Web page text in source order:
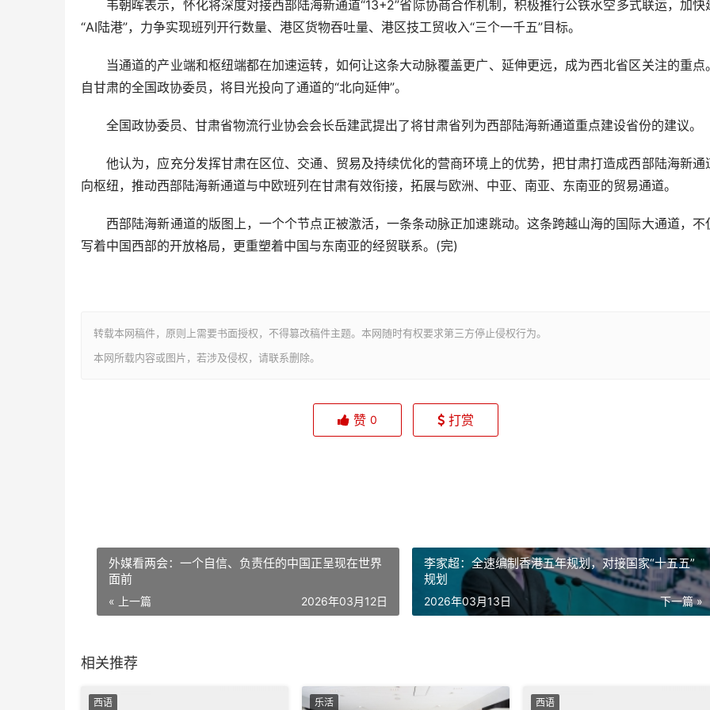
韦朝晖表示，怀化将深度对接西部陆海新通道“13+2”省际协商合作机制，积极推行公铁水空多式联运，加快
“AI陆港”，力争实现班列开行数量、港区货物吞吐量、港区技工贸收入“三个一千五”目标。
当通道的产业端和枢纽端都在加速运转，如何让这条大动脉覆盖更广、延伸更远，成为西北省区关注的重点
自甘肃的全国政协委员，将目光投向了通道的“北向延伸”。
全国政协委员、甘肃省物流行业协会会长岳建武提出了将甘肃省列为西部陆海新通道重点建设省份的建议。
他认为，应充分发挥甘肃在区位、交通、贸易及持续优化的营商环境上的优势，把甘肃打造成西部陆海新通
向枢纽，推动西部陆海新通道与中欧班列在甘肃有效衔接，拓展与欧洲、中亚、南亚、东南亚的贸易通道。
西部陆海新通道的版图上，一个个节点正被激活，一条条动脉正加速跳动。这条跨越山海的国际大通道，不
写着中国西部的开放格局，更重塑着中国与东南亚的经贸联系。(完)
转载本网稿件，原则上需要书面授权，不得篡改稿件主题。本网随时有权要求第三方停止侵权行为。
本网所载内容或图片，若涉及侵权，请联系删除。
赞 0 打赏
外媒看两会：一个自信、负责任的中国正呈现在世界
面前
« 上一篇 2026年03月12日
李家超：全速编制香港五年规划，对接国家“十五五”
规划
下一篇 »
2026年03月13日
相关推荐
西语 乐活 西语